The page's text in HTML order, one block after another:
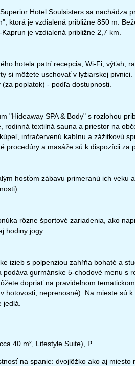
09:00-17:00
09:00-14:00
zatvorené
Kontakt
Hotel Soulsisters sa nachádza
ktorá je vzdialená približne 850 m.
je vzdialená približne 2,7 km.
hotela patrí recepcia, Wi-Fi, výťah,
si môžete uschovať v lyžiarskej
poplatok) - podľa dostupnosti.
"Hideaway SPA & Body" s rozlohou
rodinná textilná sauna a priestor na
infračervenú kabínu a zážitkovú
procedúry a masáže sú k dispozícii za
hosťom zábavu primeranú ich veku
rôzne športové zariadenia, ako
hodiny jogy.
izieb s polpenziou zahŕňa bohaté a
podáva gurmánske 5-chodové menu s
dopriať na pravidelnom
hotovosti, neprenosné). Na mieste sú
40 m², Lifestyle Suite), P
na spanie: dvojlôžko ako aj miesto